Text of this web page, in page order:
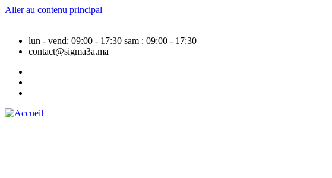
Aller au contenu principal
lun - vend: 09:00 - 17:30 sam : 09:00 - 17:30
contact@sigma3a.ma